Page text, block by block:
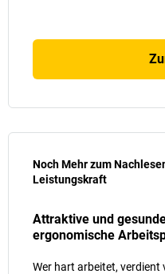
Noch Mehr zum
Leistungskraft
Attraktive und
ergonomische
Wer hart arbeitet,